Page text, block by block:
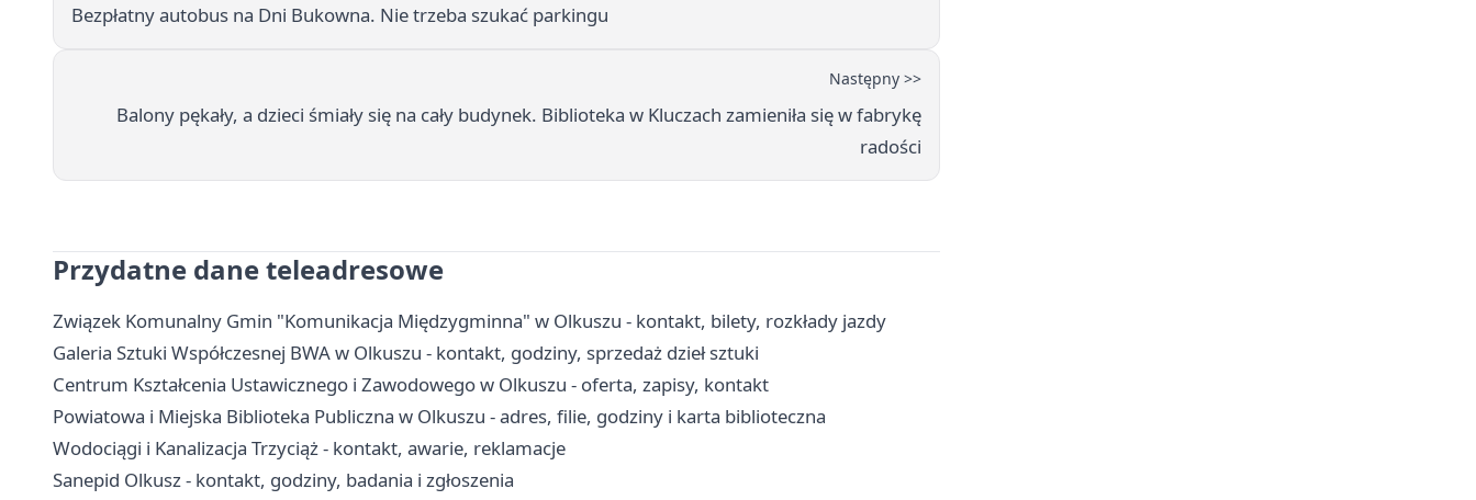
Bezpłatny autobus na Dni Bukowna. Nie trzeba szukać parkingu
Następny >>
Balony pękały, a dzieci śmiały się na cały budynek. Biblioteka w Kluczach zamieniła się w fabrykę
radości
Przydatne dane teleadresowe
Związek Komunalny Gmin "Komunikacja Międzygminna" w Olkuszu - kontakt, bilety, rozkłady jazdy
Galeria Sztuki Współczesnej BWA w Olkuszu - kontakt, godziny, sprzedaż dzieł sztuki
Centrum Kształcenia Ustawicznego i Zawodowego w Olkuszu - oferta, zapisy, kontakt
Powiatowa i Miejska Biblioteka Publiczna w Olkuszu - adres, filie, godziny i karta biblioteczna
Wodociągi i Kanalizacja Trzyciąż - kontakt, awarie, reklamacje
Sanepid Olkusz - kontakt, godziny, badania i zgłoszenia